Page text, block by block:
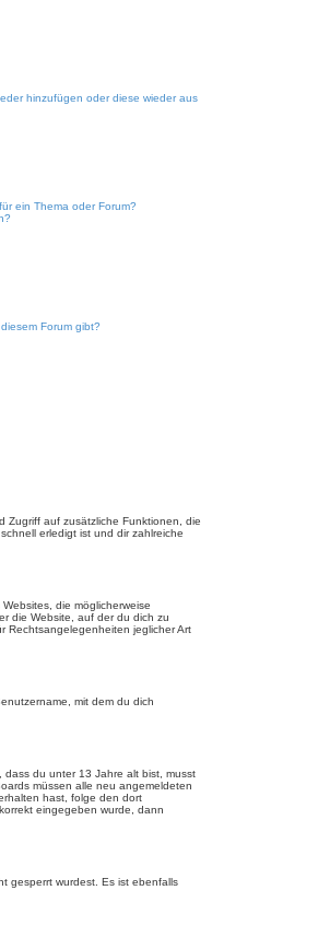
hinzufügen oder diese wieder aus
ein Thema oder Forum?
Forum gibt?
Zugriff auf zusätzliche Funktionen, die
erledigt ist und dir zahlreiche
die möglicherweise
die Website, auf der du dich zu
Rechtsangelegenheiten jeglicher Art
mit dem du dich
du unter 13 Jahre alt bist, musst
müssen alle neu angemeldeten
hast, folge den dort
eingegeben wurde, dann
gesperrt wurdest. Es ist ebenfalls